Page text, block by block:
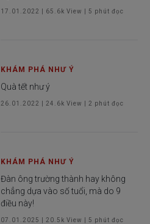
17.01.2022 65.6k View |5 phút đọc
KHÁM PHÁ NHƯ Ý
Quà tết như ý
26.01.2022 24.6k View | 2 phút đọc
KHÁM PHÁ NHƯ Ý
Đàn ông trường thành hay không
chẳng dựa vào số tuổi, mà do 9
điều này!
07.01.2025 20.5k View |5 phút đọc